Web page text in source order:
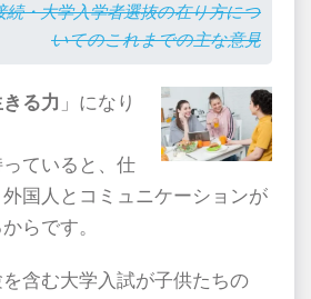
続・大学入学者選抜の在り方につ
いてのこれまでの主な意見
る力 」になり
ていると、仕
国人とコミュニケーションが
らです。
含む大学入試が子供たちの